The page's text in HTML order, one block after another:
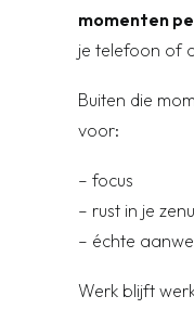
momenten
je telefoon of
Buiten die
voor:
– focus
– rust in je
– échte
Werk blijft